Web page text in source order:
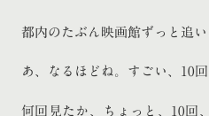
都内のたぶん映画館ずっと追
あ、なるほどね。すごい、10回
何回見たか、ちょっと、10回